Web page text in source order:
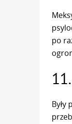
po
Były